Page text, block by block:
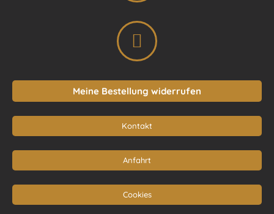
Meine Bestellung widerrufen
Kontakt
Anfahrt
Cookies